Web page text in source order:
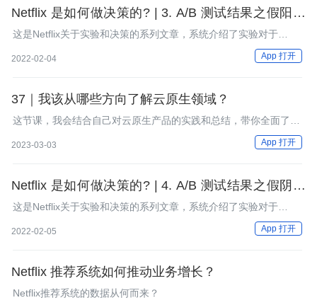
Netflix 是如何做决策的? | 3. A/B 测试结果之假阳性
和统计显著性
这是Netflix关于实验和决策的系列文章，系统介绍了实验对于
Netflix的重要性，实验的最主要工具--A/B测试，数据科学和文化在
实验与决策过程中的重要性等。整个系列共七篇文章，这是第三
2022-02-04 App 打开
37｜我该从哪些方向了解云原生领域？
这节课，我会结合自己对云原生产品的实践和总结，带你全面了解
2023-03-03 App 打开
Netflix 是如何做决策的? | 4. A/B 测试结果之假阴性
和统计功效
这是Netflix关于实验和决策的系列文章，系统介绍了实验对于
Netflix的重要性，实验的最主要工具--A/B测试，数据科学和文化在
实验与决策过程中的重要性等。整个系列共七篇文章，这是第四
2022-02-05 App 打开
Netflix 推荐系统如何推动业务增长？
Netflix推荐系统的数据从何而来？